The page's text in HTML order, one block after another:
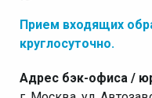
Прием входящих
круглосуточно.
Адрес бэк-офиса /